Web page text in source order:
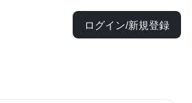
ログイン/新規登録